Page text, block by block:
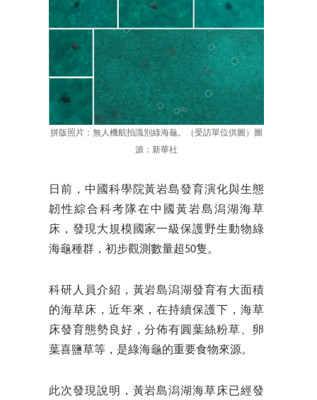
拼版照片：無人機航拍識別綠海龜。（受訪單位供圖）圖
源：新華社
日前，中國科學院黃岩島發育演化與生態
韌性綜合科考隊在中國黃岩島潟湖海草
床，發現大規模國家一級保護野生動物綠
海龜種群，初步觀測數量超50隻。
科研人員介紹，黃岩島潟湖發育有大面積
的海草床，近年來，在持續保護下，海草
床發育態勢良好，分佈有圓葉絲粉草、卵
葉喜鹽草等，是綠海龜的重要食物來源。
此次發現說明，黃岩島潟湖海草床已經發